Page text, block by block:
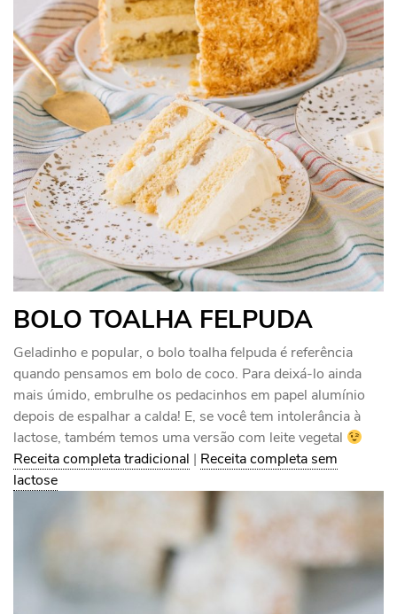
BOLO TOALHA FELPUDA
Geladinho e popular, o bolo toalha felpuda é referência
quando pensamos em bolo de coco. Para deixá-lo ainda
mais úmido, embrulhe os pedacinhos em papel alumínio
depois de espalhar a calda! E, se você tem intolerância à
lactose, também temos uma versão com leite vegetal
Receita completa tradicional | Receita completa sem
lactose